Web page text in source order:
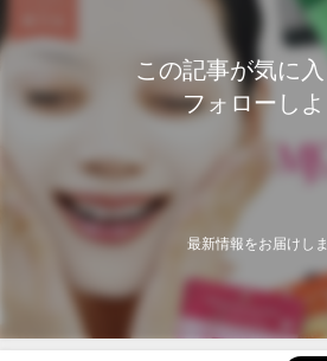
この記事が気に
フォローし
最新情報をお届けし